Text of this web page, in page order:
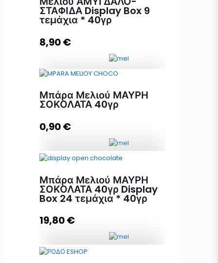
ΣΤΑΦΙΔΑ Display Box 9
τεμάχια * 40γρ
8,90€
ΒΙΟΛΟΓΙΚΗ Μπάρα Μελιού
ΑΜΥΓΔΑΛΟ-ΣΤΑΦΙΔΑ Display Box
9 τεμάχια * 40γρ ποσότητα
Προσθήκη στο καλάθι
Μπάρα Μελιού ΜΑΥΡΗ
ΣΟΚΟΛΑΤΑ 40γρ
0,90€
40γρ ποσότητα
Μπάρα Μελιού ΜΑΥΡΗ
ΣΟΚΟΛΑΤΑ 40γρ Display
Box 24 τεμάχια * 40γρ
19,80€